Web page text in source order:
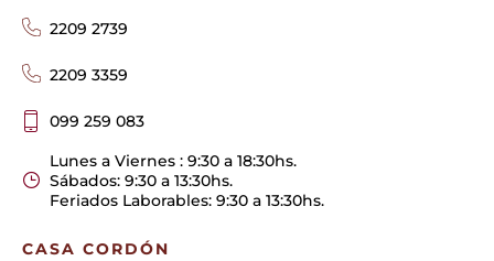
2209 2739
2209 3359
099 259 083
Lunes a Viernes : 9:30 a 18:30hs.
Sábados: 9:30 a 13:30hs.
Feriados Laborables: 9:30 a 13:30hs.
CASA CORDÓN